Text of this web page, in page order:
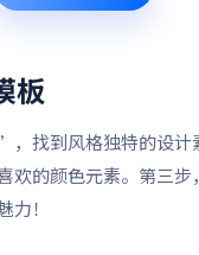
板
找到风格独特的设
的颜色元素。第三
！